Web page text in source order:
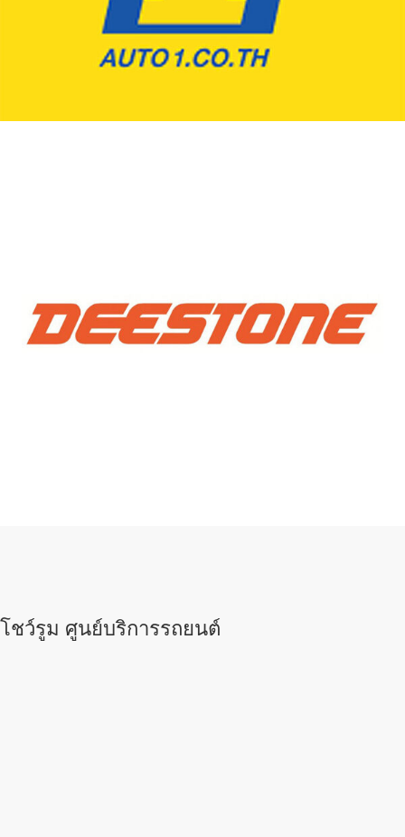
โชว์รูม ศูนย์บริการรถยนต์